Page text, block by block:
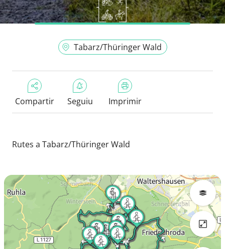
Tabarz/Thüringer Wald
Compartir Seguiu Imprimir
Rutes a Tabarz/Thüringer Wald